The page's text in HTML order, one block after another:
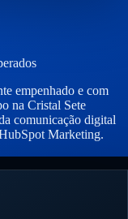
empenhado e com
na Cristal Sete
comunicação digital
Marketing.